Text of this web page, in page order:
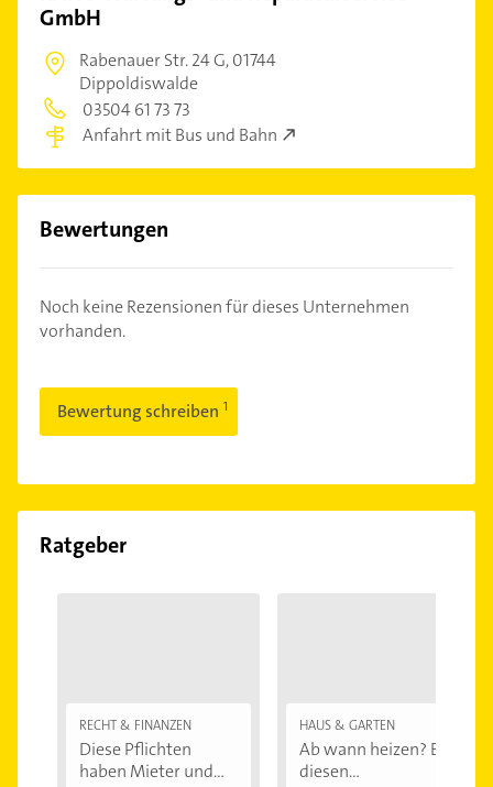
GmbH
Rabenauer Str. 24 G,01744
Dippoldiswalde
03504 61 73 73
Anfahrt mit Bus und Bahn
Bewertungen
Noch keine Rezensionen für dieses Unternehmen
vorhanden.
Bewertung schreiben
Ratgeber
RECHT & FINANZEN
Diese Pflichten
haben Mieter und...
HAUS & GARTEN
Ab wann heizen? Bei
diesen